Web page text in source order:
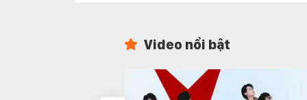
Video nổi bật